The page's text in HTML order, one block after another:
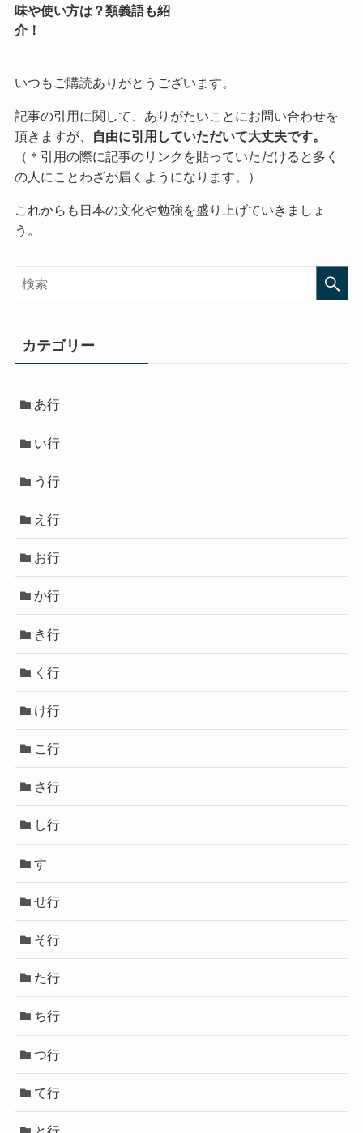
味や使い方は？類義語も紹
介！
いつもご購読ありがとうございます。
記事の引用に関して、ありがたいことにお問い合わせを
頂きますが、
自由に引用していただいて大丈夫です。
（＊引用の際に記事のリンクを貼っていただけると多く
の人にことわざが届くようになります。）
これからも日本の文化や勉強を盛り上げていきましょ
う。
カテゴリー
あ行
い行
う行
え行
お行
か行
き行
く行
け行
こ行
さ行
し行
す
せ行
そ行
た行
ち行
つ行
て行